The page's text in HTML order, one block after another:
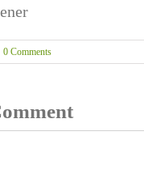
0 Comments